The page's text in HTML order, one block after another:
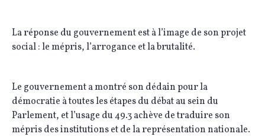
La réponse du gouvernement est à l’image de son projet
social : le mépris, l’arrogance et la brutalité.
Le gouvernement a montré son dédain pour la
démocratie à toutes les étapes du débat au sein du
Parlement, et l’usage du 49.3 achève de traduire son
mépris des institutions et de la représentation nationale.